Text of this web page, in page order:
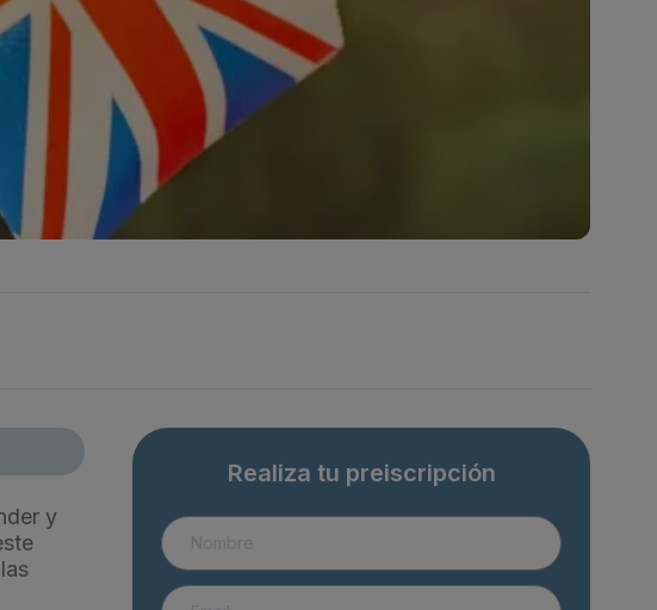
de Transparencia
y
Realiza tu preiscripción